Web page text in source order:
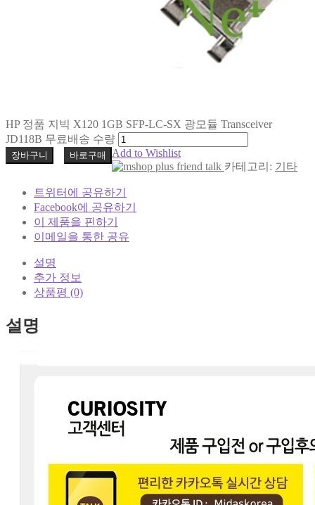
HP 정품 지빅 X120 1GB SFP-LC-SX 광모듈 Transceiver
JD118B 무료배송 수량
장바구니 바로구매
Add to Wishlist
카테고리: 기타
트위터에 공유하기
Facebook에 공유하기
이 제품을 핀하기
이메일을 통한 공유
설명
추가 정보
상품평 (0)
설명